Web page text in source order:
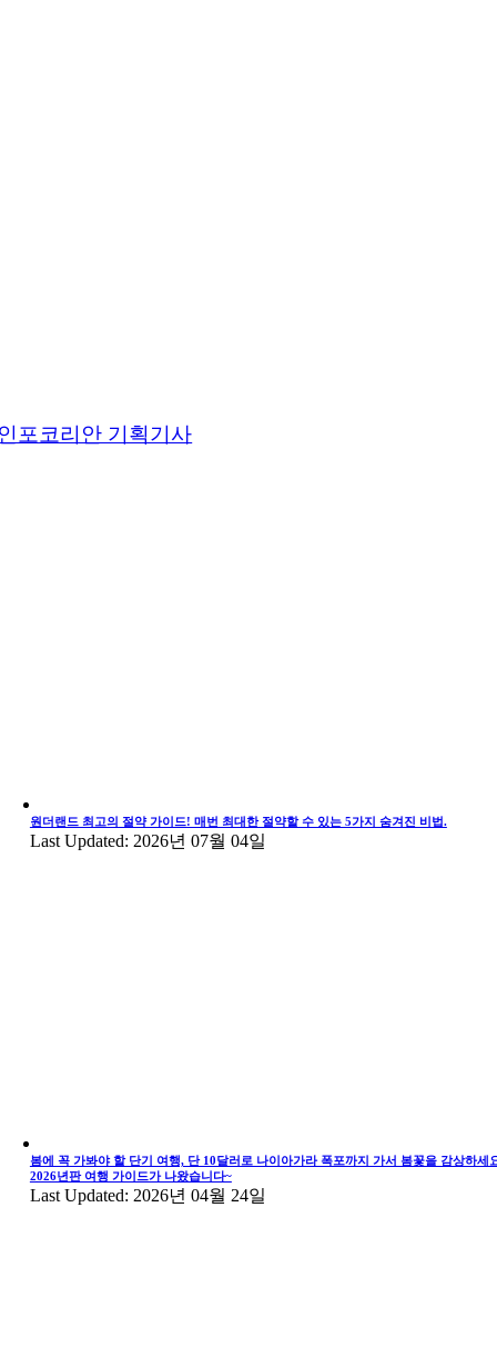
포코리안 기획기사
원더랜드 최고의 절약 가이드! 매번 최대한 절약할 수 있는 5가지 숨겨진 비법.
Last Updated: 2026년 07월 04일
봄에 꼭 가봐야 할 단기 여행, 단 10달러로 나이아가라 폭포까지 가서 봄꽃을 감상하세
2026년판 여행 가이드가 나왔습니다~
Last Updated: 2026년 04월 24일